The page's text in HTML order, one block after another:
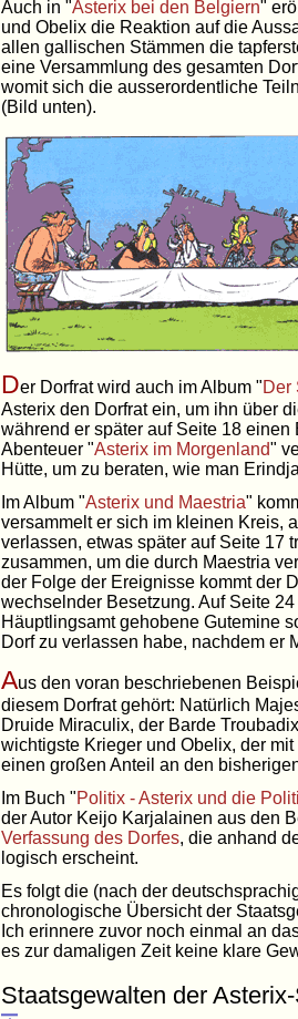
Auch in "Asterix bei den Belgiern"
und Obelix die Reaktion auf die
allen gallischen Stämmen die
eine Versammlung des gesamten
womit sich die ausserordentliche
(Bild unten).
Der Dorfrat wird auch im Album "Der
Asterix den Dorfrat ein, um ihn über
während er später auf Seite 18
Abenteuer "Asterix im Morgenland"
Hütte, um zu beraten, wie man
Im Album "Asterix und Maestria"
versammelt er sich im kleinen Kreis,
verlassen, etwas später auf Seite 17
zusammen, um die durch Maestria
der Folge der Ereignisse kommt der
wechselnder Besetzung. Auf Seite
Häuptlingsamt gehobene Gutemine
Dorf zu verlassen habe, nachdem er
Aus den voran beschriebenen
diesem Dorfrat gehört: Natürlich
Druide Miraculix, der Barde
wichtigste Krieger und Obelix, der
einen großen Anteil an den
Im Buch "Politix - Asterix und die
der Autor Keijo Karjalainen aus den
Verfassung des Dorfes, die anhand
logisch erscheint.
Es folgt die (nach der
chronologische Übersicht der
Ich erinnere zuvor noch einmal an
es zur damaligen Zeit keine klare
Staatsgewalten der